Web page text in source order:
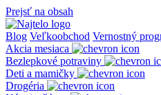
Prejsť na obsah
Blog Veľkoobchod Vernostný
Akcia mesiaca
Bezlepkové potraviny
Deti a mamičky
Drogéria